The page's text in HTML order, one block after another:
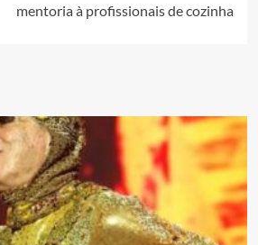
mentoria à profissionais de cozinha